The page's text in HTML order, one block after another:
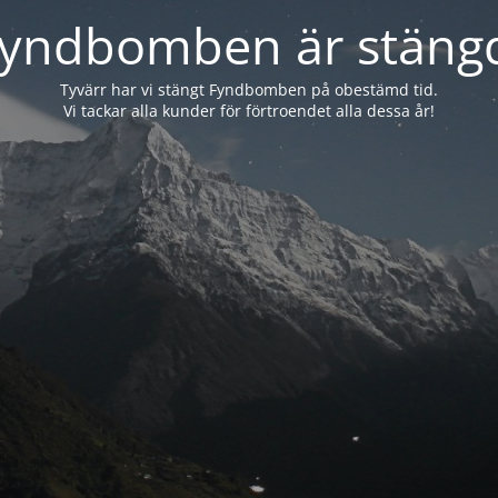
är
Tyvärr har vi stängt Fyndbomben på obestämd tid.
Vi tackar alla kunder för förtroendet alla dessa år!